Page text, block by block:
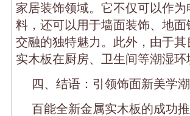
家居装饰领域。它不仅可以作
料，还可以用于墙面装饰、地
交融的独特魅力。此外，由于
实木板在厨房、卫生间等潮湿
四、结语：引领饰面新美学
百能全新金属实木板的成功